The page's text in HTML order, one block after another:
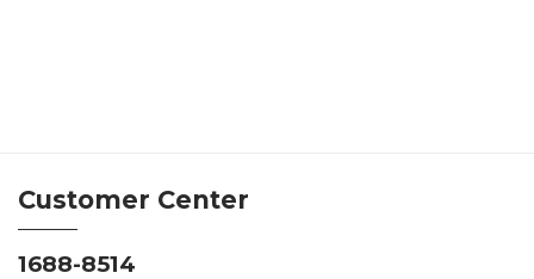
Customer Center
1688-8514